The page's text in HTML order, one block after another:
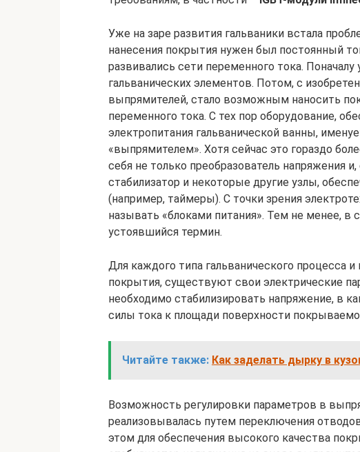
Уже на заре развития гальваники встала
нанесения покрытия нужен был постоянный
развивались сети переменного тока. Поначалу
гальванических элементов. Потом, с
выпрямителей, стало возможным наносить
переменного тока. С тех пор оборудование,
электропитания гальванической ванны,
«выпрямителем». Хотя сейчас это гораздо
себя не только преобразователь напряжения
стабилизатор и некоторые другие узлы,
(например, таймеры). С точки зрения
называть «блоками питания». Тем не менее,
устоявшийся термин.
Для каждого типа гальванического процесса
покрытия, существуют свои электрические
необходимо стабилизировать напряжение, в
силы тока к площади поверхности
Читайте также: Как заделать дырку в
Возможность регулировки параметров в
реализовывалась путем переключения
этом для обеспечения высокого качества